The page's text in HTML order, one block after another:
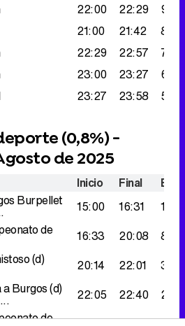
22:00 22:29
21:00 21:42
22:29 22:57
23:00 23:27
23:27 23:58
(0,8%) -
de 2025
Inicio Final
Burpellet 15:00 16:31
de
16:33 20:08
(d)
20:14 22:01
Burgos (d)
22:05 22:40
de